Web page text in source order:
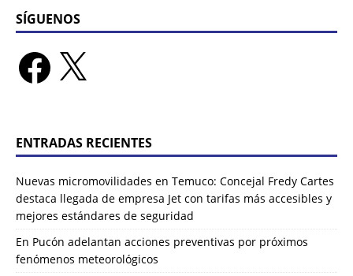
SÍGUENOS
ENTRADAS RECIENTES
Nuevas micromovilidades en Temuco: Concejal Fredy Cartes
destaca llegada de empresa Jet con tarifas más accesibles y
mejores estándares de seguridad
En Pucón adelantan acciones preventivas por próximos
fenómenos meteorológicos